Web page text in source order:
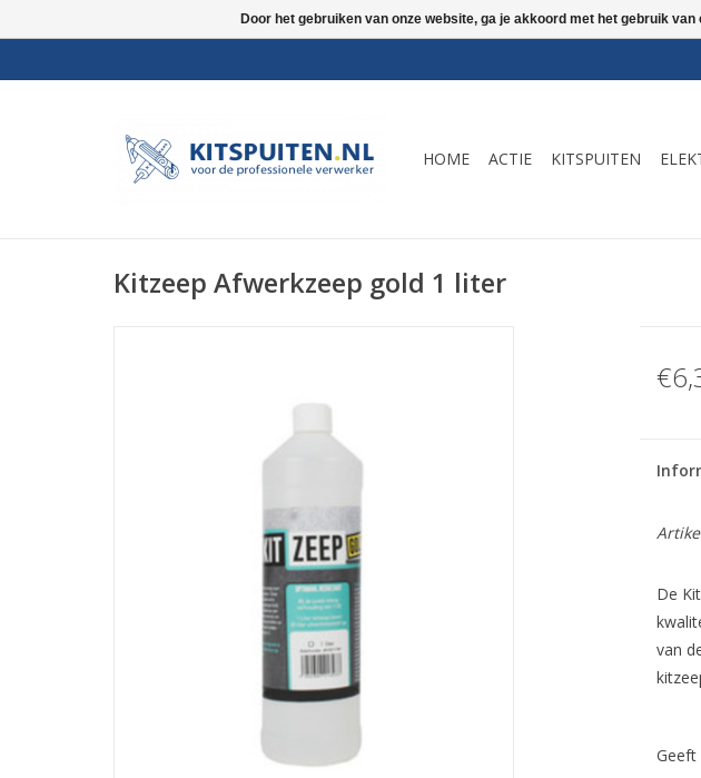
HOME ACTIE KITSPUITEN
Kitzeep Afwerkzeep gold 1 liter
De
van
Geeft
Door het gebruiken van onze website, ga je akkoord met het gebruik